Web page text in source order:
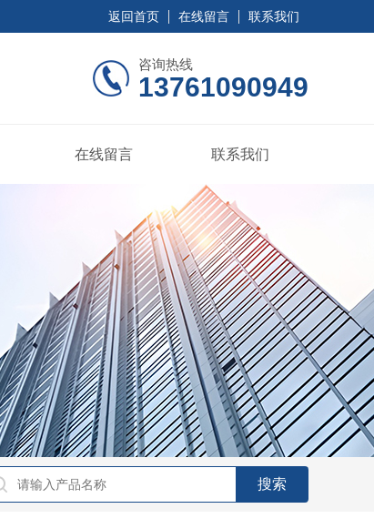
返回首页 在线留言 联系我们
咨询热线
13761090949
在线留言 联系我们